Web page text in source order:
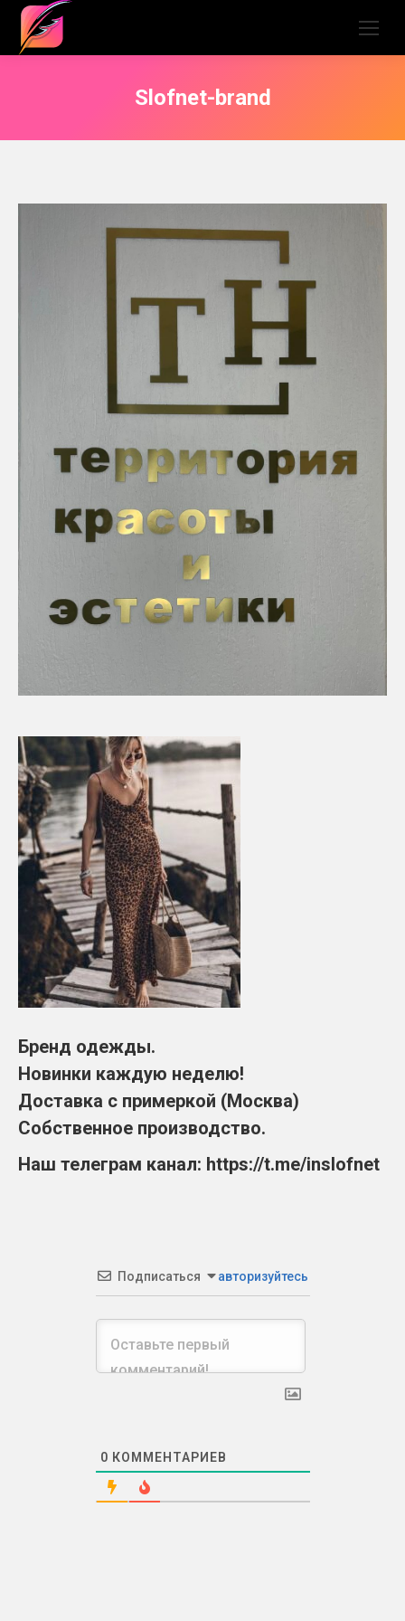
Slofnet-brand
Бренд одежды.
Новинки каждую неделю!
Доставка с примеркой (Москва)
Собственное производство.
Наш телеграм канал: https://t.me/inslofnet
Подписаться авторизуйтесь
0 КОММЕНТАРИЕВ